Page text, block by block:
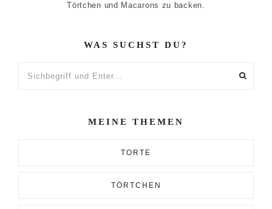
Törtchen und Macarons zu backen.
WAS SUCHST DU?
MEINE THEMEN
TORTE
TÖRTCHEN